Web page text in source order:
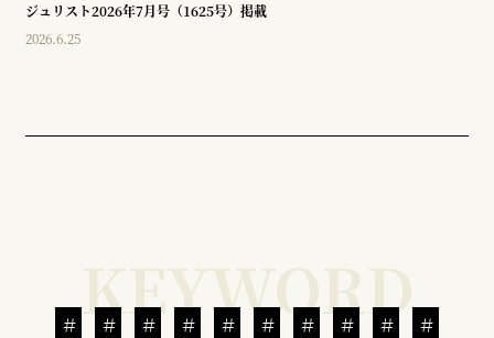
ジュリスト2026年7月号（1625号）掲載
2026.6.25